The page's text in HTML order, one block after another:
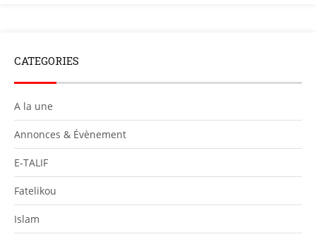
CATEGORIES
A la une
Annonces & Évènement
E-TALIF
Fatelikou
Islam